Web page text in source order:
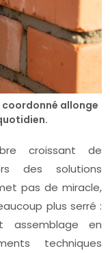
allonge
croissant de
des solutions
pas de miracle,
plus serré :
assemblage en
techniques